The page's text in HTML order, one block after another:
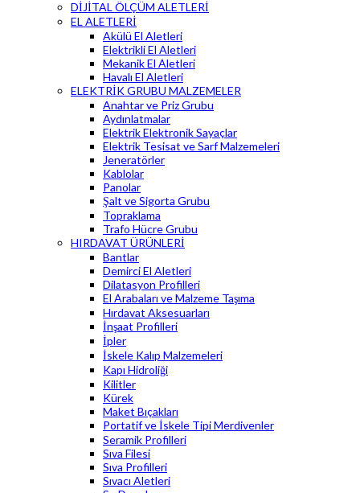
DİJİTAL ÖLÇÜM ALETLERİ
EL ALETLERİ
Akülü El Aletleri
Elektrikli El Aletleri
Mekanik El Aletleri
Havalı El Aletleri
ELEKTRİK GRUBU MALZEMELER
Anahtar ve Priz Grubu
Aydınlatmalar
Elektrik Elektronik Sayaçlar
Elektrik Tesisat ve Sarf Malzemeleri
Jeneratörler
Kablolar
Panolar
Şalt ve Sigorta Grubu
Topraklama
Trafo Hücre Grubu
HIRDAVAT ÜRÜNLERİ
Bantlar
Demirci El Aletleri
Dilatasyon Profilleri
El Arabaları ve Malzeme Taşıma
Hırdavat Aksesuarları
İnşaat Profilleri
İpler
İskele Kalıp Malzemeleri
Kapı Hidroliği
Kilitler
Kürek
Maket Bıçakları
Portatif ve İskele Tipi Merdivenler
Seramik Profilleri
Sıva Filesi
Sıva Profilleri
Sıvacı Aletleri